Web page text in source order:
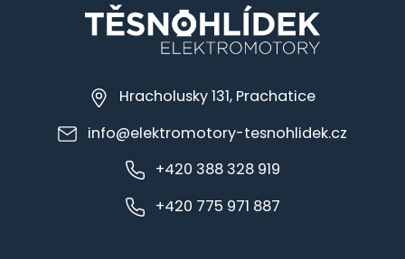
Hracholusky 131, Prachatice
info@elektromotory-tesnohlidek.cz
+420 388 328 919
+420 775 971 887